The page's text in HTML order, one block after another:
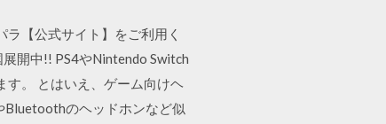
【公式サイト】をご利用く
開中!! PS4やNintendo Switch
す。 とはいえ、ゲーム向けヘ
Bluetoothのヘッドホンなど似